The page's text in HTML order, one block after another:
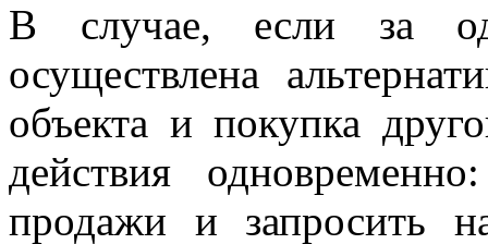
В случае, если за
осуществлена
объекта и покупка
действия
продажи и запросить